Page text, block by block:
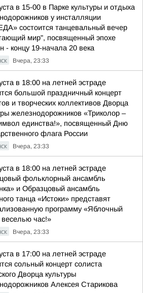
в 15-00 в Парке культуры и отдыха
у инсталляции
состоится танцевальный вечер
мир", посвященный эпохе
- концу 19-начала 20 века
Вчера, 23:33
в 18:00 на летней эстраде
большой праздничный концерт
и творческих коллективов Дворца
железнодорожников «Триколор –
единства!», посвященный Дню
флага России
Вчера, 23:33
в 18:00 на летней эстраде
фольклорный ансамбль
и Образцовый ансамбль
танца «Истоки» представят
программу «Яблочный
веселью час!»
Вчера, 23:33
в 17:00 на летней эстраде
сольный концерт солиста
Дворца культуры
Алексея Старикова